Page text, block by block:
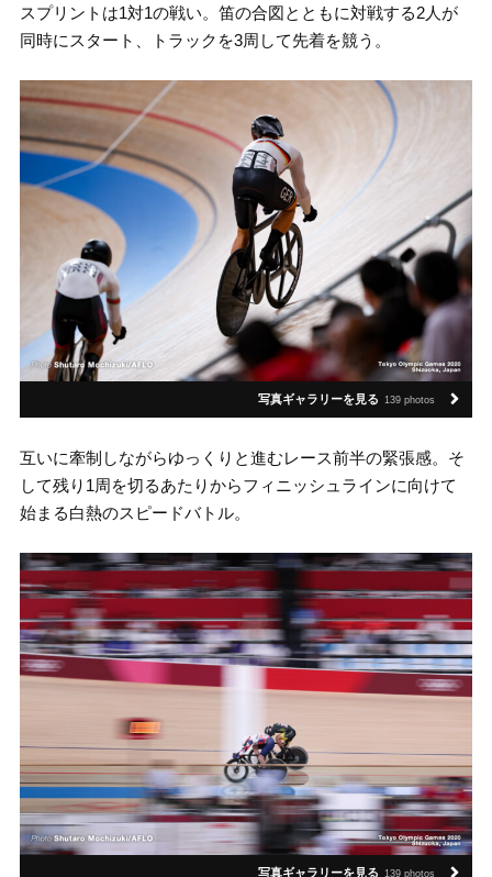
スプリントは1対1の戦い。笛の合図とともに対戦する2人が
同時にスタート、トラックを3周して先着を競う。
写真ギャラリーを見る 139 photos
互いに牽制しながらゆっくりと進むレース前半の緊張感。そ
して残り1周を切るあたりからフィニッシュラインに向けて
始まる白熱のスピードバトル。
写真ギャラリーを見る 139 photos